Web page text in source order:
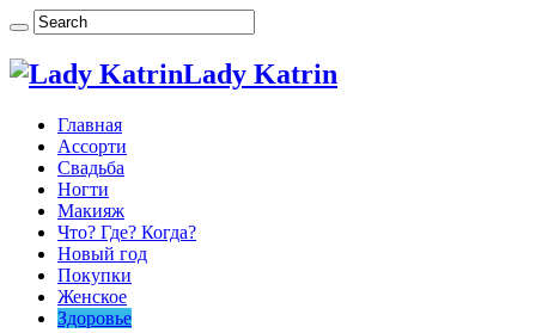
Lady Katrin
Главная
Ассорти
Свадьба
Ногти
Макияж
Что? Где? Когда?
Новый год
Покупки
Женское
Здоровье